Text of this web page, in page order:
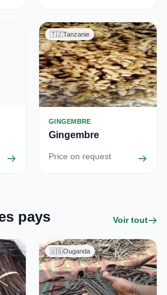
🇹🇿Tanzanie
GINGEMBRE
Gingembre
Price on request
pays Voir tout
🇺🇬Ouganda